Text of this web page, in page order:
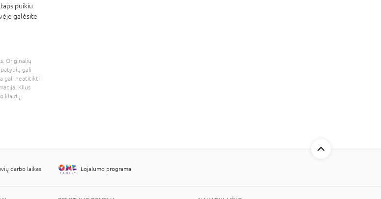
puikiu
galėsite
Originalių
gali
gali neatitikti
Kilus
klaidų
darbo laikas Lojalumo programa